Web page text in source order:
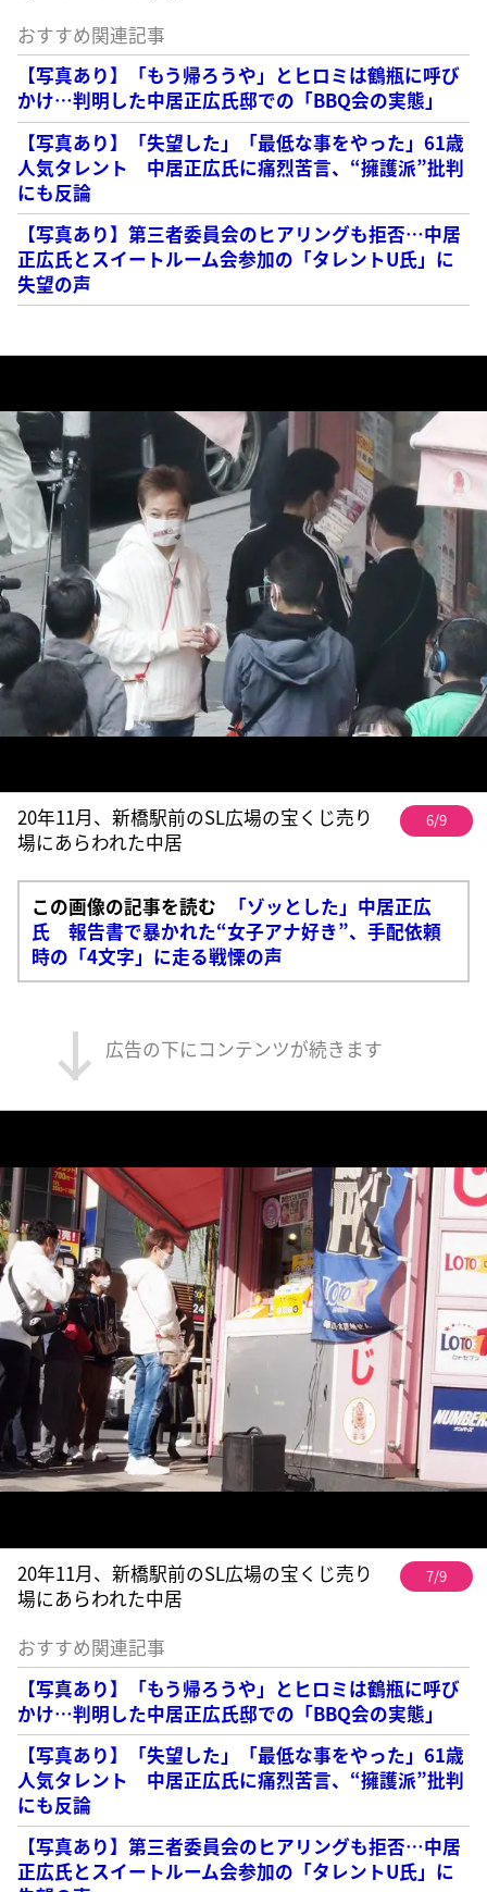
おすすめ関連記事
【写真あり】「もう帰ろうや」とヒロミは鶴瓶に呼び
かけ…判明した中居正広氏邸での「BBQ会の実態」
【写真あり】「失望した」「最低な事をやった」61歳
人気タレント 中居正広氏に痛烈苦言、“擁護派”批判
にも反論
【写真あり】第三者委員会のヒアリングも拒否…中居
正広氏とスイートルーム会参加の「タレントU氏」に
失望の声
20年11月、新橋駅前のSL広場の宝くじ売り
場にあらわれた中居
6/9
この画像の記事を読む
「ゾッとした」中居正広
氏 報告書で暴かれた“女子アナ好き”、手配依頼
時の「4文字」に走る戦慄の声
広告の下にコンテンツが続きます
20年11月、新橋駅前のSL広場の宝くじ売り
場にあらわれた中居
7/9
おすすめ関連記事
【写真あり】「もう帰ろうや」とヒロミは鶴瓶に呼び
かけ…判明した中居正広氏邸での「BBQ会の実態」
【写真あり】「失望した」「最低な事をやった」61歳
人気タレント 中居正広氏に痛烈苦言、“擁護派”批判
にも反論
【写真あり】第三者委員会のヒアリングも拒否…中居
正広氏とスイートルーム会参加の「タレントU氏」に